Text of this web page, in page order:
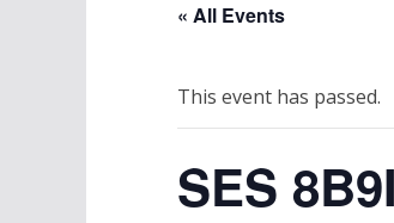
« All Events
This event has passed.
SES